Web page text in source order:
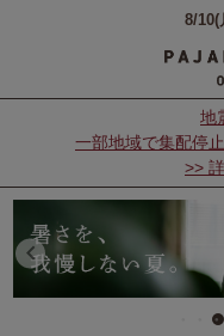
地
一部地域で集配停
>>